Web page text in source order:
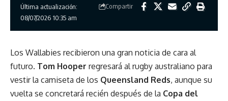
Última actualización:
08/07/2026 10:35 am
Compartir
Los Wallabies recibieron una gran noticia de cara al
futuro. Tom Hooper regresará al rugby australiano para
vestir la camiseta de los Queensland Reds, aunque su
vuelta se concretará recién después de la Copa del